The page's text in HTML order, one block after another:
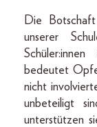
Die
unserer
bedeutet
nicht
unbeteiligt
unterstützen